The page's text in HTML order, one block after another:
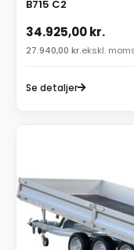
B715 C2
34.925,00kr.
27.940,00 kr.ekskl.
Se detaljer